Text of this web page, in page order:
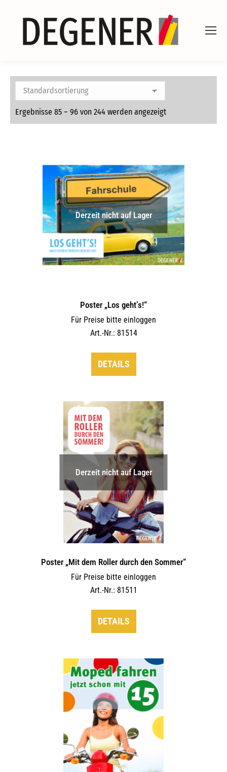
Ergebnisse 85 – 96 von 244 werden angezeigt
Derzeit nicht auf Lager
Poster „Los geht’s!“
Für Preise bitte einloggen
Art.-Nr.: 81514
DETAILS
Derzeit nicht auf Lager
Poster „Mit dem Roller durch den Sommer“
Für Preise bitte einloggen
Art.-Nr.: 81511
DETAILS